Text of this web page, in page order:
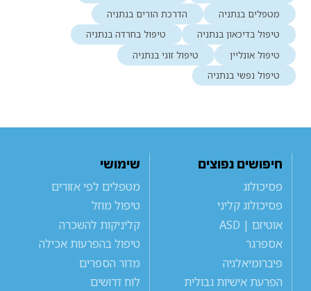
מטפלים בנתניה
הדרכת הורים בנתניה
טיפול בדיכאון בנתניה
טיפול בחרדה בנתניה
טיפול אונליין
טיפול זוגי בנתניה
טיפול נפשי בנתניה
חיפושים נפוצים
פסיכולוג
פסיכולוג קליני
אוטיזם | ASD
אספרגר
פיברומיאלגיה
הפרעת אישיות גבולית
שימושי
מטפלים לפי אזורים
טיפול מוזל
קליניקות להשכרה
טיפול בהפרעות אכילה
מדור הספרים
לוח דרושים